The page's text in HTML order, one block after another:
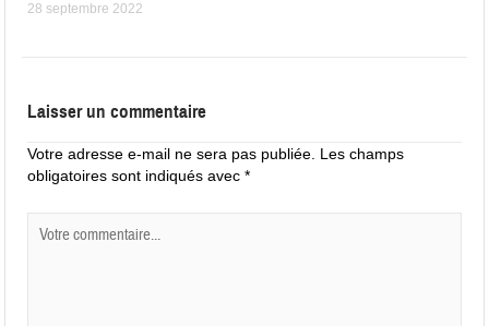
28 septembre 2022
Laisser un commentaire
Votre adresse e-mail ne sera pas publiée. Les champs
obligatoires sont indiqués avec*